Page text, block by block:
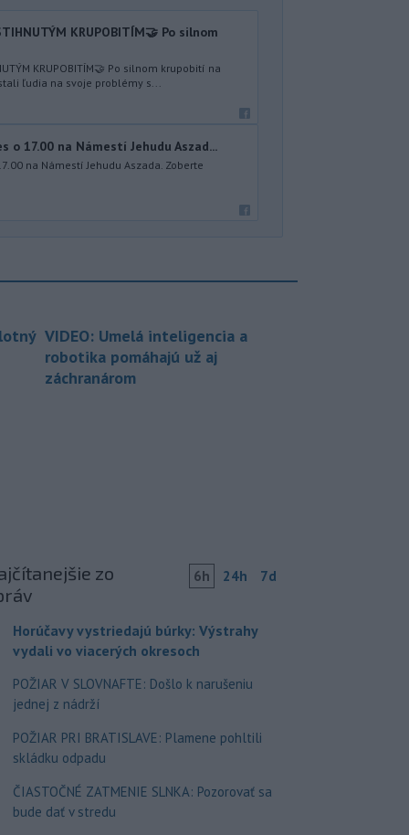
KRUPOBITÍM🤝 Po silnom
KRUPOBITÍM🤝 Po silnom krupobití na
ľudia na svoje problémy s...
o 17.00 na Námestí Jehudu Aszad...
na Námestí Jehudu Aszada. Zoberte
VIDEO: Umelá inteligencia a
robotika pomáhajú už aj
záchranárom
zo
6h 24h 7d
Horúčavy vystriedajú búrky: Výstrahy
vydali vo viacerých okresoch
POŽIAR V SLOVNAFTE: Došlo k narušeniu
jednej z nádrží
POŽIAR PRI BRATISLAVE: Plamene pohltili
skládku odpadu
ČIASTOČNÉ ZATMENIE SLNKA: Pozorovať sa
bude dať v stredu